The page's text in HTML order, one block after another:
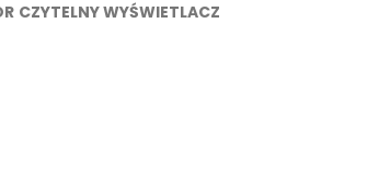
CZYTELNY WYŚWIETLACZ